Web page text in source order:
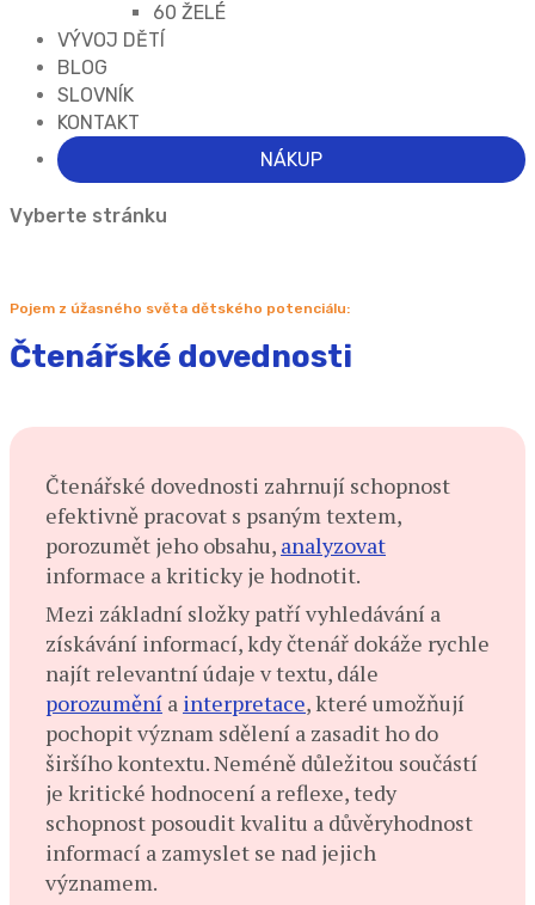
60 ŽELÉ
VÝVOJ DĚTÍ
BLOG
SLOVNÍK
KONTAKT
NÁKUP
Vyberte stránku
Pojem z úžasného světa dětského potenciálu:
Čtenářské dovednosti
Čtenářské dovednosti zahrnují schopnost
efektivně pracovat s psaným textem,
porozumět jeho obsahu, analyzovat
informace a kriticky je hodnotit.
Mezi základní složky patří vyhledávání a
získávání informací, kdy čtenář dokáže rychle
najít relevantní údaje v textu, dále
porozumění a interpretace, které umožňují
pochopit význam sdělení a zasadit ho do
širšího kontextu. Neméně důležitou součástí
je kritické hodnocení a reflexe, tedy
schopnost posoudit kvalitu a důvěryhodnost
informací a zamyslet se nad jejich
významem.